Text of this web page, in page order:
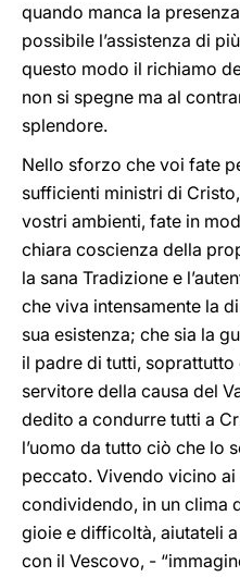
quando manca la
possibile l’assistenza di
questo modo il richiamo
non si spegne ma al
splendore.
Nello sforzo che voi fate
sufficienti ministri di
vostri ambienti, fate in
chiara coscienza della
la sana Tradizione e
che viva intensamente la
sua esistenza; che sia la
il padre di tutti,
servitore della causa del
dedito a condurre tutti a
l’uomo da tutto ciò che lo
peccato. Vivendo vicino
condividendo, in un clima
gioie e difficoltà, aiutateli
con il Vescovo, -